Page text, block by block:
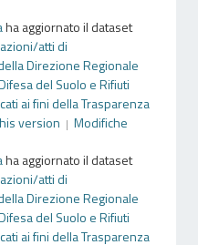
ha aggiornato il dataset
atti di
Direzione Regionale
del Suolo e Rifiuti
ai fini della Trasparenza
version | Modifiche
ha aggiornato il dataset
atti di
Direzione Regionale
del Suolo e Rifiuti
ai fini della Trasparenza